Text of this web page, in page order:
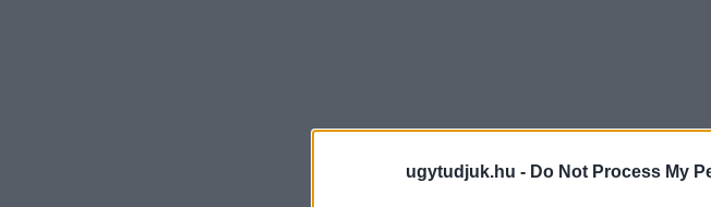
ugytudjuk.hu - Do Not Process My